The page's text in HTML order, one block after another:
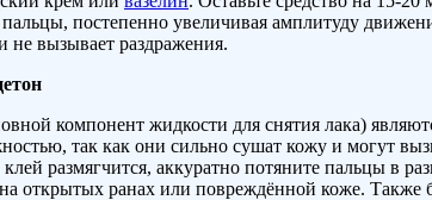
пальцы, постепенно увеличивая амплитуду
не вызывает раздражения.
компонент жидкости для снятия лака)
так как они сильно сушат кожу и могут
клей размягчится, аккуратно потяните пальцы
открытых ранах или повреждённой коже.